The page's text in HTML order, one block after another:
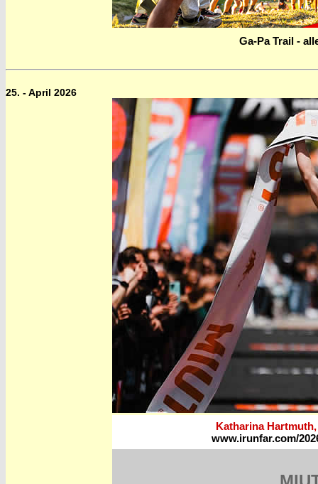
Ga-Pa Trail -
25. - April 2026
Katharina
www.irunfar.com/